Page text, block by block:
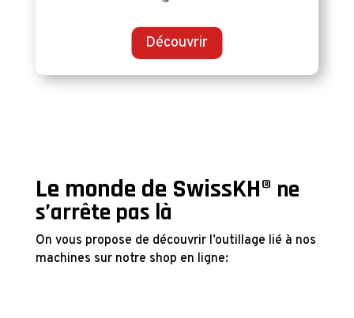
Découvrir
Le monde de SwissKH® ne
s’arrête pas là
On vous propose de découvrir l’outillage lié à nos
machines sur notre shop en ligne: